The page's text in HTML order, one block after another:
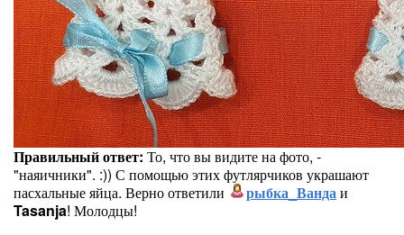
Правильный ответ: То, что вы видите на фото, -
"наяичники". :)) С помощью этих футлярчиков украшают
пасхальные яйца. Верно ответили
рыбка_Вандаи
Tasanja! Молодцы!